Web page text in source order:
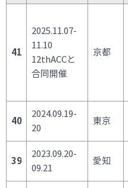
41
2025.11.07-
11.10
12thACCと
合同開催
京都
40
2024.09.19-
20
東京
39
2023.09.20-
09.21
愛知